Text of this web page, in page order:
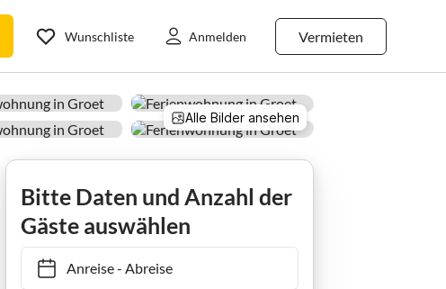
Vermieten
Wunschliste Anmelden
Alle Bilder ansehen
Bitte Daten und Anzahl der
Gäste auswählen
Anreise- Abreise